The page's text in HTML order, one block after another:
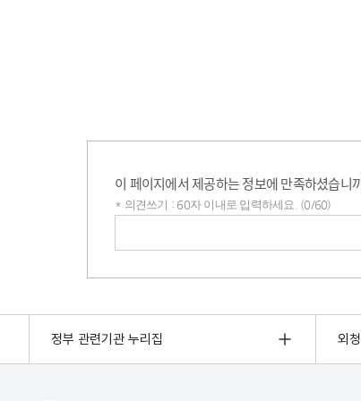
이 페이지에서 제공하는 정보에 만족하셨습니
* 의견쓰기 : 60자 이내로 입력하세요. (0/60)
정부 관련기관 누리집 외